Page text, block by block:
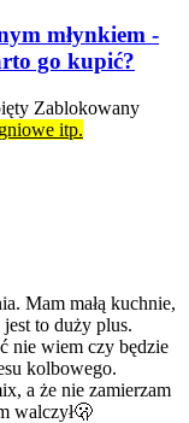
młynkiem -
go kupić?
Zablokowany
itp.
Mam małą kuchnie,
to duży plus.
nie wiem czy będzie
kolbowego.
a że nie zamierzam
walczył🫢